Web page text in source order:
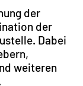
der
der
Dabei
weiteren